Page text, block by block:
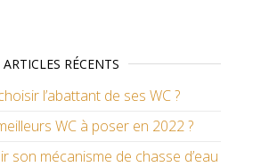
ARTICLES RÉCENTS
l’abattant de ses WC ?
WC à poser en 2022 ?
son mécanisme de chasse d’eau